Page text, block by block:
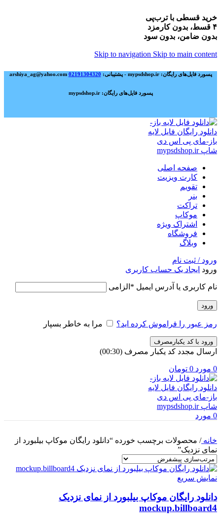
خرید قسطی با ترب‌پی
۴ قسط، بدون کارمزد
بدون ضامن، بدون سود
Skip to navigation Skip to main content
پسورد فایل‌های رایگان: mypsdshop.ir - پشتیبانی: arshiya_ag@yahoo.com 02191304320
پسورد فایل‌های رایگان: mypsdshop.ir
صفحه اصلی
کارت ویزیت
تقویم
بنر
تراکت
موکاپ
اشتراک ویژه
فروشگاه
وبلاگ
ورود / ثبت نام
ورود ایجاد یک حساب کاربری
نام کاربری یا آدرس ایمیل * الزامی
ورود
رمز عبور را فراموش کرده اید؟ مرا به خاطر بسپار
ورود با کد یکبارمصرف
ارسال مجدد کد یکبار مصرف (00:
30
)
0 مورد 0 تومان
0 مورد
خانه/ محصولات برچسب خورده “دانلود رایگان موکاپ بیلبورد از
نمای نزدیک”
نمایش سریع
دانلود رایگان موکاپ بیلبورد از نمای نزدیک
mockup.billboard4